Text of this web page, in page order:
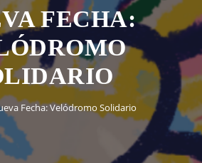
FECHA:
Fecha: Velódromo Solidario